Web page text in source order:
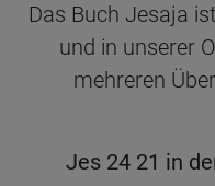
Das Buch Jesaja
und in unserer
mehreren
Jes 24 21 in